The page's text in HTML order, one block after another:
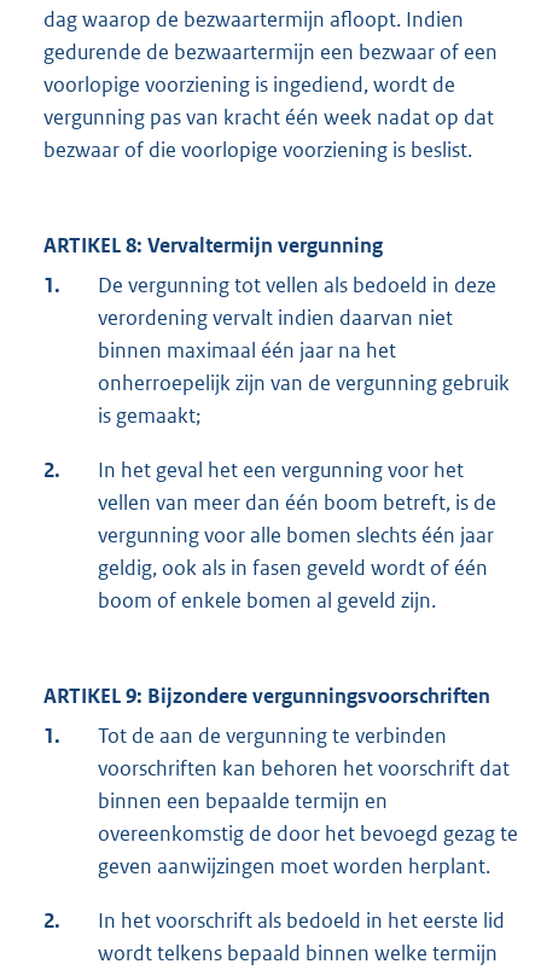
dag waarop de bezwaartermijn afloopt. Indien
gedurende de bezwaartermijn een bezwaar of een
voorlopige voorziening is ingediend, wordt de
vergunning pas van kracht één week nadat op dat
bezwaar of die voorlopige voorziening is beslist.
ARTIKEL 8: Vervaltermijn vergunning
1.
De vergunning tot vellen als bedoeld in deze
verordening vervalt indien daarvan niet
binnen maximaal één jaar na het
onherroepelijk zijn van de vergunning gebruik
is gemaakt;
2.
In het geval het een vergunning voor het
vellen van meer dan één boom betreft, is de
vergunning voor alle bomen slechts één jaar
geldig, ook als in fasen geveld wordt of één
boom of enkele bomen al geveld zijn.
ARTIKEL 9: Bijzondere vergunningsvoorschriften
1.
Tot de aan de vergunning te verbinden
voorschriften kan behoren het voorschrift dat
binnen een bepaalde termijn en
overeenkomstig de door het bevoegd gezag te
geven aanwijzingen moet worden herplant.
2.
In het voorschrift als bedoeld in het eerste lid
wordt telkens bepaald binnen welke termijn